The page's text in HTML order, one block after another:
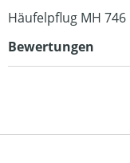
Häufelpflug MH 746
Bewertungen